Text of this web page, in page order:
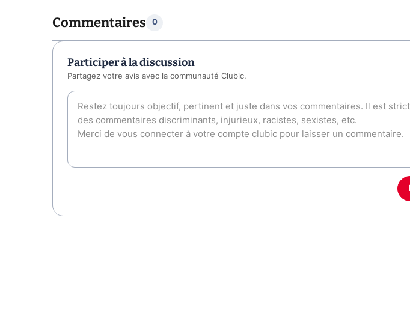
Commentaires 0
Participer à la discussion
Partagez votre avis avec la communauté Clubic.